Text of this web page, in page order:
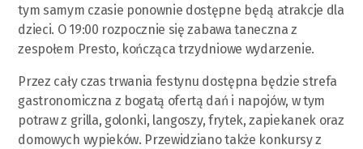
tym samym czasie ponownie dostępne będą atrakcje dla
dzieci. O 19:00 rozpocznie się zabawa taneczna z
zespołem Presto, kończąca trzydniowe wydarzenie.
Przez cały czas trwania festynu dostępna będzie strefa
gastronomiczna z bogatą ofertą dań i napojów, w tym
potraw z grilla, golonki, langoszy, frytek, zapiekanek oraz
domowych wypieków. Przewidziano także konkursy z